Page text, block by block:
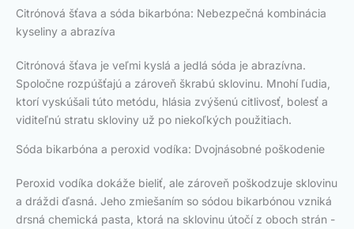
Citrónová šťava a sóda bikarbóna: Nebezpečná kombinácia
kyseliny a abrazíva
Citrónová šťava je veľmi kyslá a jedlá sóda je abrazívna.
Spoločne rozpúšťajú a zároveň škrabú sklovinu. Mnohí ľudia,
ktorí vyskúšali túto metódu, hlásia zvýšenú citlivosť, bolesť a
viditeľnú stratu skloviny už po niekoľkých použitiach.
Sóda bikarbóna a peroxid vodíka: Dvojnásobné poškodenie
Peroxid vodíka dokáže bieliť, ale zároveň poškodzuje sklovinu
a dráždi ďasná. Jeho zmiešaním so sódou bikarbónou vzniká
drsná chemická pasta, ktorá na sklovinu útočí z oboch strán -